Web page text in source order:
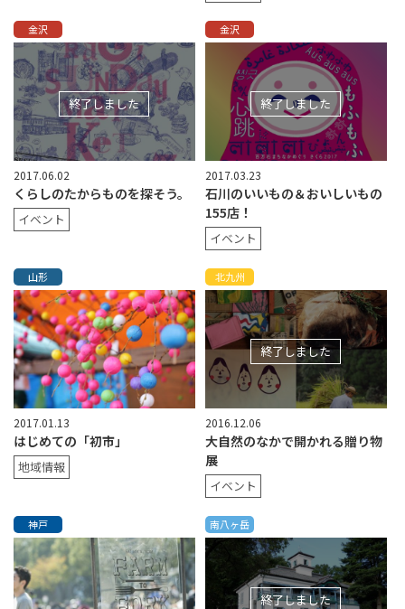
金沢
終了しました
2017.06.02
くらしのたからものを探そう。
イベント
金沢
終了しました
2017.03.23
石川のいいもの＆おいしいもの
155店！
イベント
山形
2017.01.13
はじめての「初市」
地域情報
北九州
終了しました
2016.12.06
大自然のなかで開かれる贈り物
展
イベント
神戸 南八ヶ岳
終了しました